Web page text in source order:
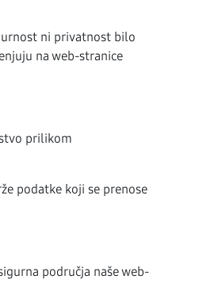
ni privatnost bilo
na web-stranice
prilikom
podatke koji se prenose
područja naše web-